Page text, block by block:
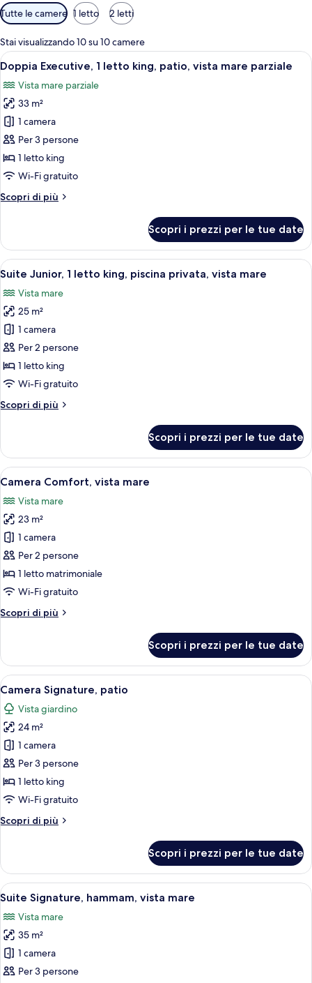
Filtri
disponibili
per
le
camere
Tutte le camere 1 letto 2 letti
Stai visualizzando 10 su 10 camere
Apri
tutte
le
foto
per
Doppia
Executive,
1
king,
mare
parziale
Una camera d'albergo con un letto,
4
Doppia Executive, 1 letto king, patio, vista mare parziale
Vista mare parziale
33 m²
1 camera
Per 3 persone
1 letto king
Wi-Fi gratuito
Scopri di più
Altri
Executive,
letto
patio,
vista
mare
parziale
Scopri i prezzi per le tue date
Apri
tutte
le
foto
per
Suite
Junior,
1
king,
vista
mare
Una camera da letto con un letto e
6
Suite Junior, 1 letto king, piscina privata, vista mare
Vista mare
25 m²
1 camera
Per 2 persone
1 letto king
Wi-Fi gratuito
Scopri di più
Altri
Junior,
letto
piscina
privata,
vista
mare
Scopri i prezzi per le tue date
Apri
tutte
le
foto
per
Camera
Comfort,
vista
Camera da letto con testiera in
4
Camera Comfort, vista mare
Vista mare
23 m²
1 camera
Per 2 persone
1 letto matrimoniale
Wi-Fi gratuito
Scopri di più
Altri
Comfort,
vista
mare
Scopri i prezzi per le tue date
Apri
tutte
le
foto
per
Camera
Signature,
patio
Una camera da letto con un letto
5
Camera Signature, patio
Vista giardino
24 m²
1 camera
Per 3 persone
1 letto king
Wi-Fi gratuito
Scopri di più
Altri
Signature,
patio
Scopri i prezzi per le tue date
Apri
tutte
le
foto
per
Suite
Suite Signature, hammam, vista
5
Suite Signature, hammam, vista mare
Vista mare
35 m²
1 camera
Per 3 persone